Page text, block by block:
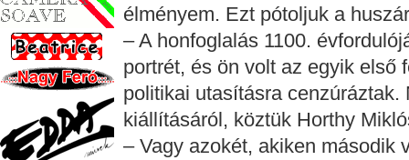
élményem. Ezt pótoljuk a
– A honfoglalás 1100.
portrét, és ön volt az egyik első
politikai utasításra
kiállításáról, köztük Horthy
– Vagy azokét, akiken második